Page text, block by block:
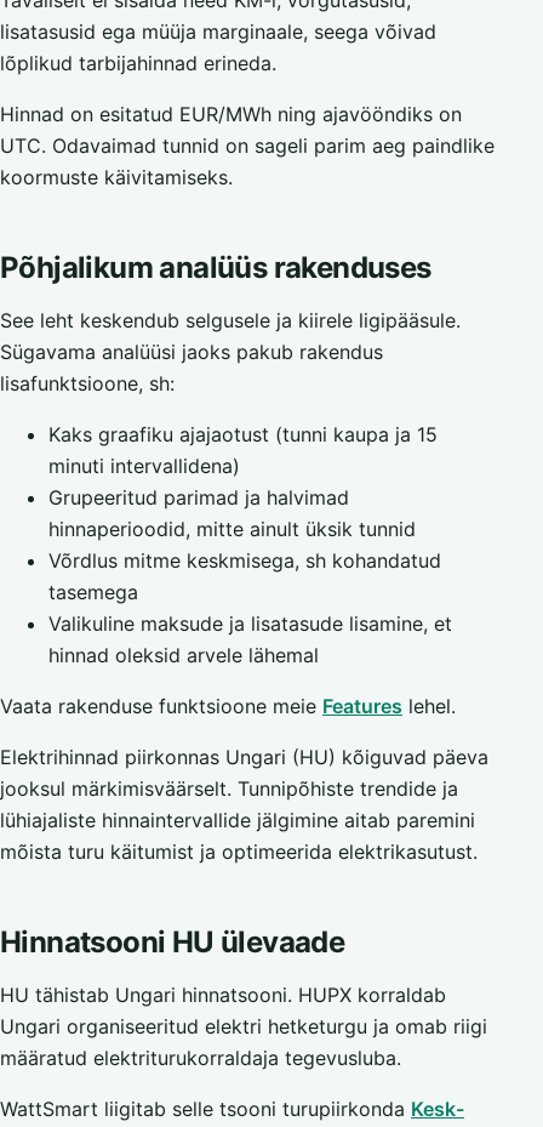
lisatasusid ega müüja marginaale, seega võivad
lõplikud tarbijahinnad erineda.
Hinnad on esitatud EUR/MWh ning ajavööndiks on
UTC. Odavaimad tunnid on sageli parim aeg paindlike
koormuste käivitamiseks.
Põhjalikum analüüs rakenduses
See leht keskendub selgusele ja kiirele ligipääsule.
Sügavama analüüsi jaoks pakub rakendus
lisafunktsioone, sh:
Kaks graafiku ajajaotust (tunni kaupa ja 15
minuti intervallidena)
Grupeeritud parimad ja halvimad
hinnaperioodid, mitte ainult üksik tunnid
Võrdlus mitme keskmisega, sh kohandatud
tasemega
Valikuline maksude ja lisatasude lisamine, et
hinnad oleksid arvele lähemal
Vaata rakenduse funktsioone meie Features lehel.
Elektrihinnad piirkonnas Ungari (HU) kõiguvad päeva
jooksul märkimisväärselt. Tunnipõhiste trendide ja
lühiajaliste hinnaintervallide jälgimine aitab paremini
mõista turu käitumist ja optimeerida elektrikasutust.
Hinnatsooni HU ülevaade
HU tähistab Ungari hinnatsooni. HUPX korraldab
Ungari organiseeritud elektri hetketurgu ja omab riigi
määratud elektriturukorraldaja tegevusluba.
WattSmart liigitab selle tsooni turupiirkonda Kesk-